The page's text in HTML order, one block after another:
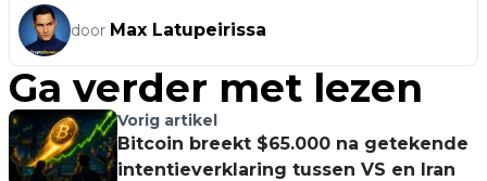
door Max Latupeirissa
Ga verder met lezen
Vorig artikel
Bitcoin breekt $65.000 na getekende
intentieverklaring tussen VS en Iran